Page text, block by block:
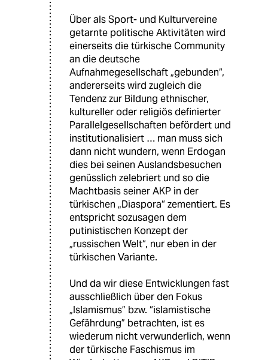
Über als Sport- und Kulturvereine
getarnte politische Aktivitäten wird
einerseits die türkische Community
an die deutsche
Aufnahmegesellschaft „gebunden“,
andererseits wird zugleich die
Tendenz zur Bildung ethnischer,
kultureller oder religiös definierter
Parallelgesellschaften befördert und
institutionalisiert … man muss sich
dann nicht wundern, wenn Erdogan
dies bei seinen Auslandsbesuchen
genüsslich zelebriert und so die
Machtbasis seiner AKP in der
türkischen „Diaspora“ zementiert. Es
entspricht sozusagen dem
putinistischen Konzept der
„russischen Welt“, nur eben in der
türkischen Variante.
Und da wir diese Entwicklungen fast
ausschließlich über den Fokus
„Islamismus” bzw. “islamistische
Gefährdung” betrachten, ist es
wiederum nicht verwunderlich, wenn
der türkische Faschismus im